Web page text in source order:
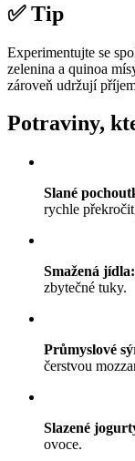
✅ Tip
Experimentujte se
zelenina a quinoa
zároveň udržují
Potraviny,
Slané
rychle
Smažená jídla:
zbytečné tuky.
Průmyslové
čerstvou
Slazené
ovoce.